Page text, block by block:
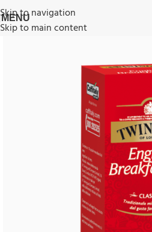
Skip to navigation
Skip to main content
MENU